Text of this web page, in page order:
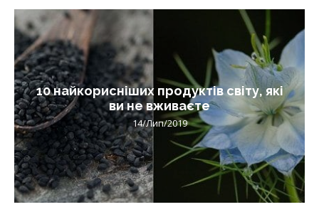
10 найкорисніших продуктів світу, які
ви не вживаєте
14/Лип/2019